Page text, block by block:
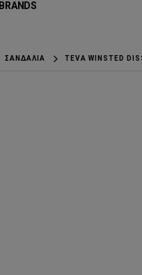
BRANDS
ΣΑΝΔΆΛΙΑ TEVA WINSTED